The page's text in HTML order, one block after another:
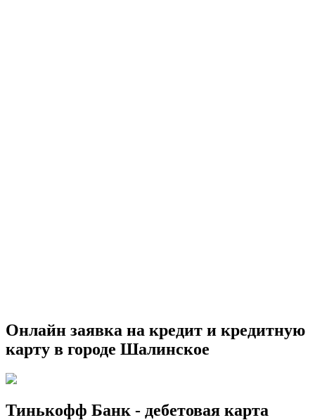
Онлайн заявка на кредит и кредитную
карту в городе Шалинское
Тинькофф Банк - дебетовая карта